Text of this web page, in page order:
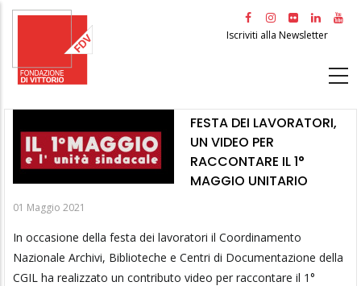
Salta
principale
Iscriviti alla Newsletter
FESTA DEI LAVORATORI,
UN VIDEO PER
RACCONTARE IL 1°
MAGGIO UNITARIO
01 Maggio 2021
In occasione della festa dei lavoratori il Coordinamento
Nazionale Archivi, Biblioteche e Centri di Documentazione della
CGIL ha realizzato un contributo video per raccontare il 1°